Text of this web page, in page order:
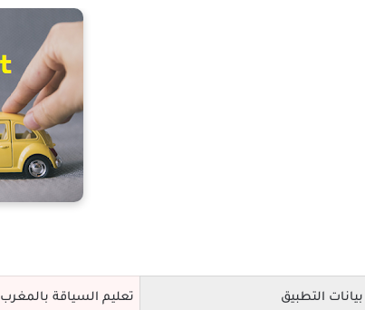
بيانات التطبيق تعليم السياقة بالمغرب